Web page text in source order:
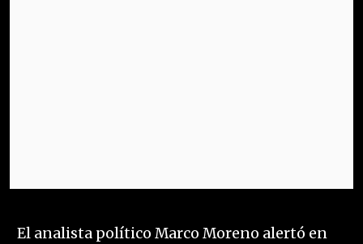
El analista político Marco Moreno alertó en